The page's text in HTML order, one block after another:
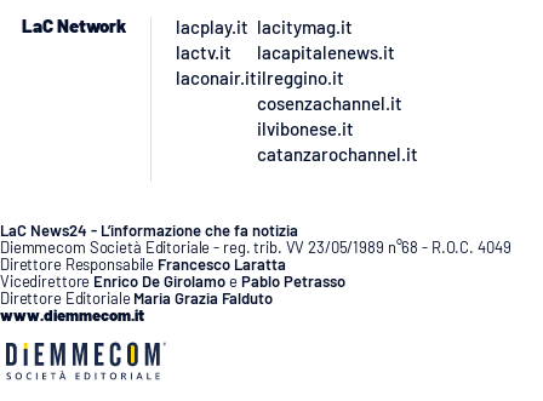
LaC Network
lacplay.it
lactv.it
laconair.it
lacitymag.it
lacapitalenews.it
ilreggino.it
cosenzachannel.it
ilvibonese.it
catanzarochannel.it
LaC News24 - L’informazione che fa notizia
Diemmecom Società Editoriale - reg. trib. VV 23/05/1989 n°68 - R.O.C. 4049
Direttore Responsabile Francesco Laratta
Vicedirettore Enrico De GirolamoePablo Petrasso
Direttore Editoriale Maria Grazia Falduto
www.diemmecom.it